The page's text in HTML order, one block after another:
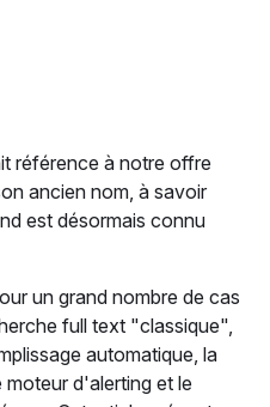
référence à notre offre
ancien nom, à savoir
est désormais connu
un grand nombre de cas
full text "classique",
automatique, la
d'alerting et le